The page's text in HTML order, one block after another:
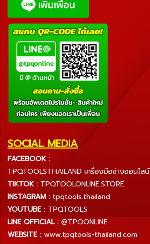
SOCIAL MEDIA
FACEBOOK :
TPQTOOLSTHAILAND เครื่องมือช่างออนไลน์
TIKTOK : TPQTOOLONLINE.STORE
INSTAGRAM : tpqtools.thailand
YOUTUBE : TPQTOOLS
LINE OFFICIAL : @TPQONLINE
WEBSITE : www.tpqtools-thailand.com